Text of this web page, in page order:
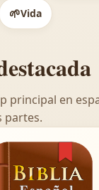
🌱Vida
principal en
partes.